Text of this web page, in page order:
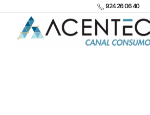
924 26 06 40